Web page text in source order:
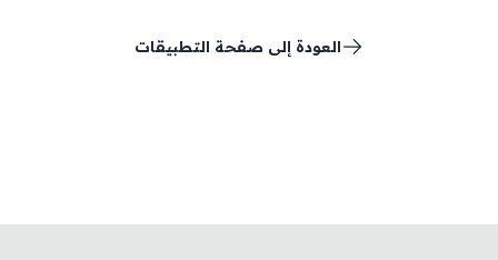
العودة إلى صفحة التطبيقات